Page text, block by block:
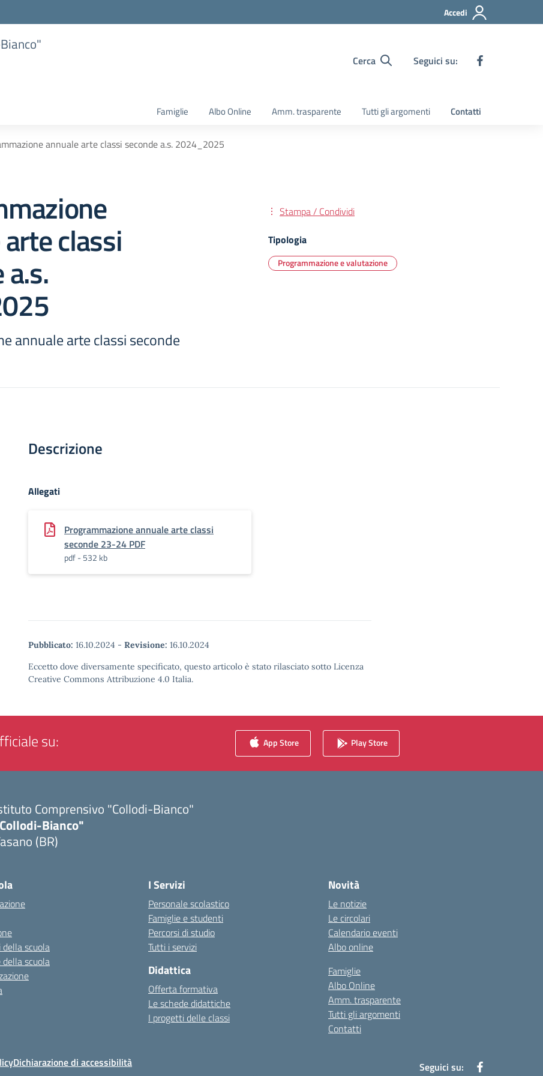
Accedi
Cerca Seguici su:
Famiglie Albo Online Amm. trasparente Tutti gli argomenti Contatti
annuale arte classi seconde a.s. 2024_2025
classi
annuale arte classi seconde
Stampa / Condividi
Tipologia
Programmazione e valutazione
Descrizione
Allegati
Programmazione annuale arte classi
seconde 23-24 PDF
pdf - 532 kb
Pubblicato: 16.10.2024 - Revisione: 16.10.2024
Eccetto dove diversamente specificato, questo articolo è stato rilasciato sotto Licenza
Creative Commons Attribuzione 4.0 Italia.
su: App Store Play Store
Comprensivo "Collodi-Bianco"
Bianco"
(BR)
della scuola
della scuola
I Servizi
Personale scolastico
Famiglie e studenti
Percorsi di studio
Tutti i servizi
Didattica
Offerta formativa
Le schede didattiche
I progetti delle classi
Novità
Le notizie
Le circolari
Calendario eventi
Albo online
Famiglie
Albo Online
Amm. trasparente
Tutti gli argomenti
Contatti
Dichiarazione di accessibilità Seguici su: